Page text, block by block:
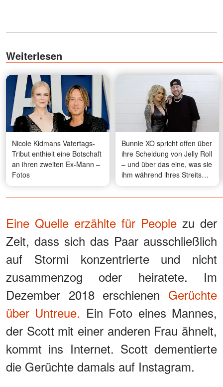
Weiterlesen
Nicole Kidmans Vatertags-
Tribut enthielt eine Botschaft
an ihren zweiten Ex-Mann –
Fotos
Bunnie XO spricht offen über
ihre Scheidung von Jelly Roll
– und über das eine, was sie
ihm während ihres Streits
sagte
Eine Quelle erzählte für People zu der
Zeit, dass sich das Paar ausschließlich
auf Stormi konzentrierte und nicht
zusammenzog oder heiratete. Im
Dezember 2018 erschienen Gerüchte
über Untreue. Ein Foto eines Mannes,
der Scott mit einer anderen Frau ähnelt,
kommt ins Internet. Scott dementierte
die Gerüchte damals auf Instagram.